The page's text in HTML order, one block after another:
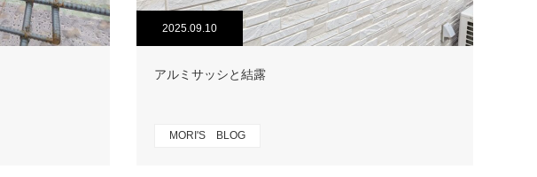
2025.09.10
アルミサッシと結露
MORI'S BLOG